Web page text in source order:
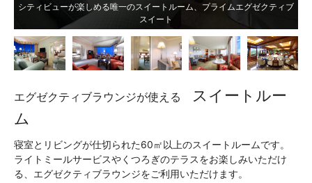
シティビューが楽しめる唯一のスイートルーム、プライムエグゼクティブ
スイート
エグゼクティブラウンジが使える
スイートルー
ム
寝室とリビングが仕切られた60㎡以上のスイートルームです。
ライトミールサービスやくつろぎのテラスをお楽しみいただけ
る、エグゼクティブラウンジをご利用いただけます。